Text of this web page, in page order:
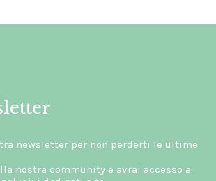
newsletter per non perderti le ultime
nostra community e avrai accesso a